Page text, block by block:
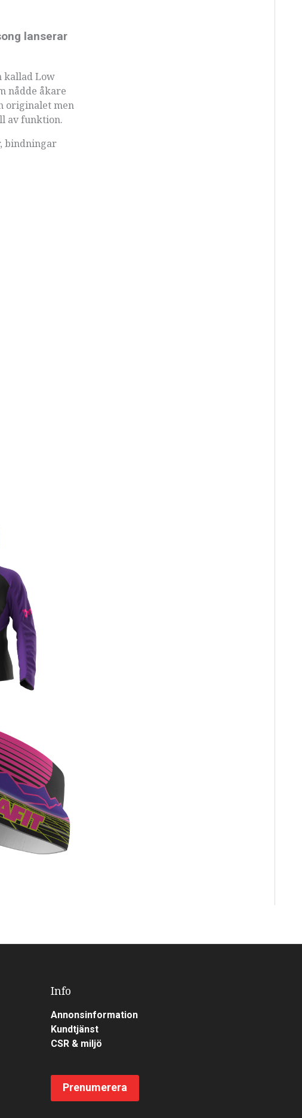
lanserar
kallad Low
nådde åkare
originalet men
av funktion.
bindningar
Info
Annonsinformation
Kundtjänst
CSR & miljö
Prenumerera